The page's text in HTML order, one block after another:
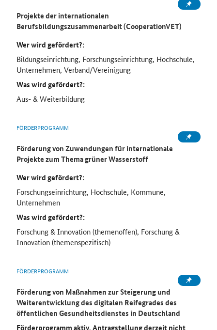
Projekte der internationalen
Berufsbildungszusammenarbeit (CooperationVET)
Wer wird gefördert?:
Bildungseinrichtung, Forschungseinrichtung, Hochschule,
Unternehmen, Verband/Vereinigung
Was wird gefördert?:
Aus- & Weiterbildung
FÖRDERPROGRAMM
Förderung von Zuwendungen für internationale
Projekte zum Thema grüner Wasserstoff
Wer wird gefördert?:
Forschungseinrichtung, Hochschule, Kommune,
Unternehmen
Was wird gefördert?:
Forschung & Innovation (themenoffen), Forschung &
Innovation (themenspezifisch)
FÖRDERPROGRAMM
Förderung von Maßnahmen zur Steigerung und
Weiterentwicklung des digitalen Reifegrades des
öffentlichen Gesundheitsdienstes in Deutschland
Förderprogramm aktiv, Antragstellung derzeit nicht